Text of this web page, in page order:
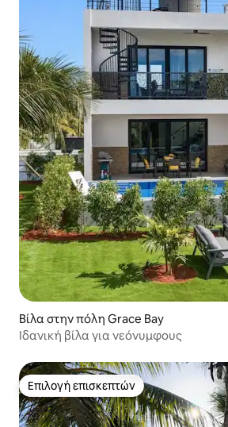
Βίλα στην πόλη Grace Bay
Ιδανική βίλα για νεόνυμφους
Επιλογή επισκεπτών
Επιλογή επισκεπτών